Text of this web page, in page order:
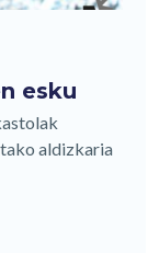
esku
aldizkaria